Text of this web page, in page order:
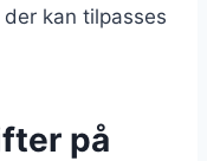
kan tilpasses
på